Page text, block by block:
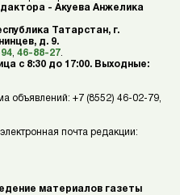
- Акуева Анжелика
Татарстан, г.
д. 9.
46-88-27
с 8:30 до 17:00. Выходные:
объявлений: +7 (8552) 46-02-79,
почта редакции:
материалов газеты